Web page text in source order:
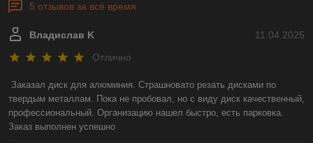
5 отзывов за всё время
11.04.2025
Владислав K
Отлично
Заказал диск для алюминия. Страшновато резать дисками по
твердым металлам. Пока не пробовал, но с виду диск качественный,
профессиональный. Организацию нашел быстро, есть парковка.
Заказ выполнен успешно